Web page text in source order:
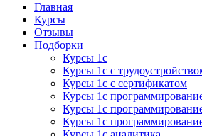
Курсы 1С
Курсы 1С официальная сертификация
Главная
Курсы
Отзывы
Подборки
Курсы 1с
Курсы 1с с
Курсы 1с с сертификатом
Курсы 1с
Курсы 1с
Курсы 1с